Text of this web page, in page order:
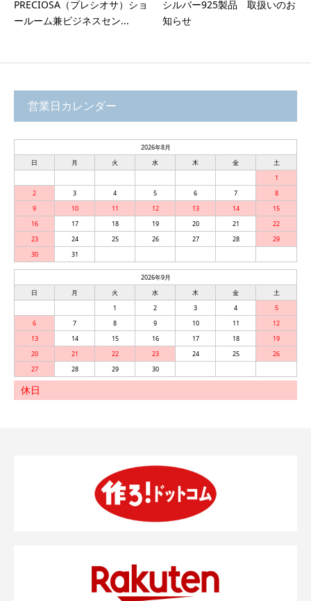
PRECIOSA（プレシオサ）ショ
ールーム兼ビジネスセン...
シルバー925製品 取扱いのお
知らせ
営業日カレンダー
2026年8月
日
月 火 水 木 金
土
1
2
3 4 5 6 7
8
9
10 11 12 13 14
15
16
17 18 19 20 21
22
23
24 25 26 27 28
29
30
31
2026年9月
日
月 火 水 木 金
土
1
2 3 4
5
6
7 8 9 10 11
12
13
14 15 16 17 18
19
20
21 22 23 24 25
26
27
28 29 30
休日